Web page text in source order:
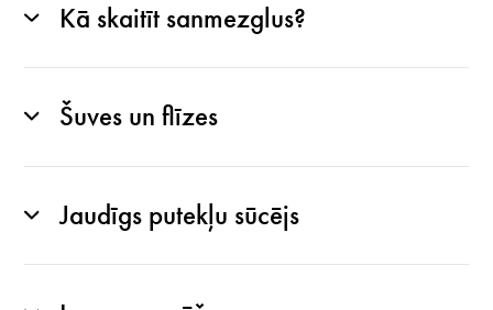
Kā skaitīt sanmezglus?
Šuves un flīzes
Jaudīgs putekļu sūcējs